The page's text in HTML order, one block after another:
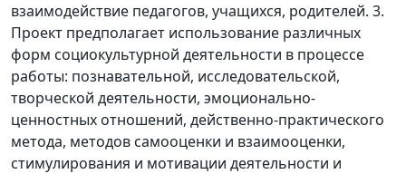
взаимодействие педагогов, учащихся, родителей. 3.
Проект предполагает использование различных
форм социокультурной деятельности в процессе
работы: познавательной, исследовательской,
творческой деятельности, эмоционально-
ценностных отношений, действенно-практического
метода, методов самооценки и взаимооценки,
стимулирования и мотивации деятельности и